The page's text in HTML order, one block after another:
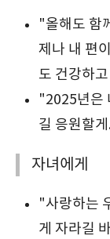
"올해도 함
제나 내 편
도 건강하
"2025년은
길 응원할
자녀에게
"사랑하는
게 자라길